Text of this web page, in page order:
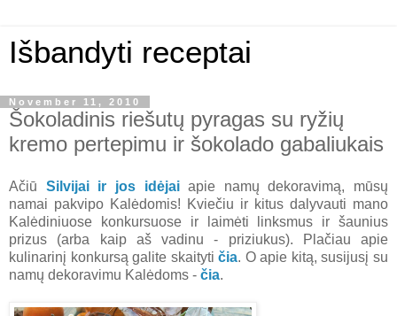
Išbandyti receptai
November 11, 2010
Šokoladinis riešutų pyragas su ryžių
kremo pertepimu ir šokolado gabaliukais
Ačiū Silvijai ir jos idėjaiapie namų dekoravimą, mūsų
namai pakvipo Kalėdomis! Kviečiu ir kitus dalyvauti mano
Kalėdiniuose konkursuose ir laimėti linksmus ir šaunius
prizus (arba kaip aš vadinu - priziukus). Plačiau apie
kulinarinį konkursą galite skaitytičia. O apie kitą, susijusį su
namų dekoravimu Kalėdoms - čia.